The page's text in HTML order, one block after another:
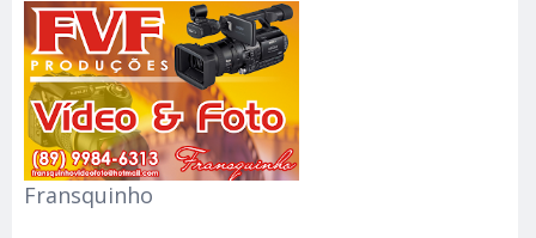
Fransquinho